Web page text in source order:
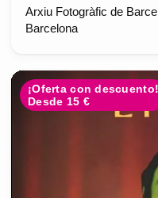
Arxiu Fotogràfic de
Barcelona
¡Oferta con descuento!
Desde 15 €